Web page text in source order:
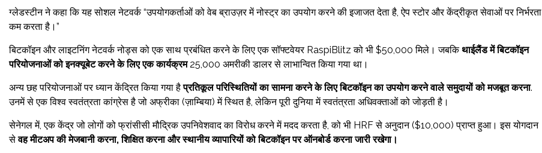
ग्लेडस्टीन ने कहा कि यह सोशल नेटवर्क “उपयोगकर्ताओं को वेब ब्राउज़र में नोस्ट्र का उपयोग करने की इजाजत देता है, ऐप स्टोर और केंद्रीकृत सेवाओं पर निर्भरता
कम करता है।”
बिटकॉइन और लाइटनिंग नेटवर्क नोड्स को एक साथ प्रबंधित करने के लिए एक सॉफ्टवेयर RaspiBlitz को भी $50,000 मिले। जबकिथाईलैंड में बिटकॉइन
परियोजनाओं को इनक्यूबेट करने के लिए एक कार्यक्रम25,000 अमरीकी डालर से लाभान्वित किया गया था।
अन्य छह परियोजनाओं पर ध्यान केंद्रित किया गया हैप्रतिकूल परिस्थितियों का सामना करने के लिए बिटकॉइन का उपयोग करने वाले समुदायों को मजबूत करना.
उनमें से एक विश्व स्वतंत्रता कांग्रेस है जो अफ्रीका (ज़ाम्बिया) में स्थित है, लेकिन पूरी दुनिया में स्वतंत्रता अधिवक्ताओं को जोड़ती है।
सेनेगल में, एक केंद्र जो लोगों को फ्रांसीसी मौद्रिक उपनिवेशवाद का विरोध करने में मदद करता है, को भी HRF से अनुदान ($10,000) प्राप्त हुआ। इस योगदान
सेवह मीटअप की मेजबानी करना, शिक्षित करना और स्थानीय व्यापारियों को बिटकॉइन पर ऑनबोर्ड करना जारी रखेगा।